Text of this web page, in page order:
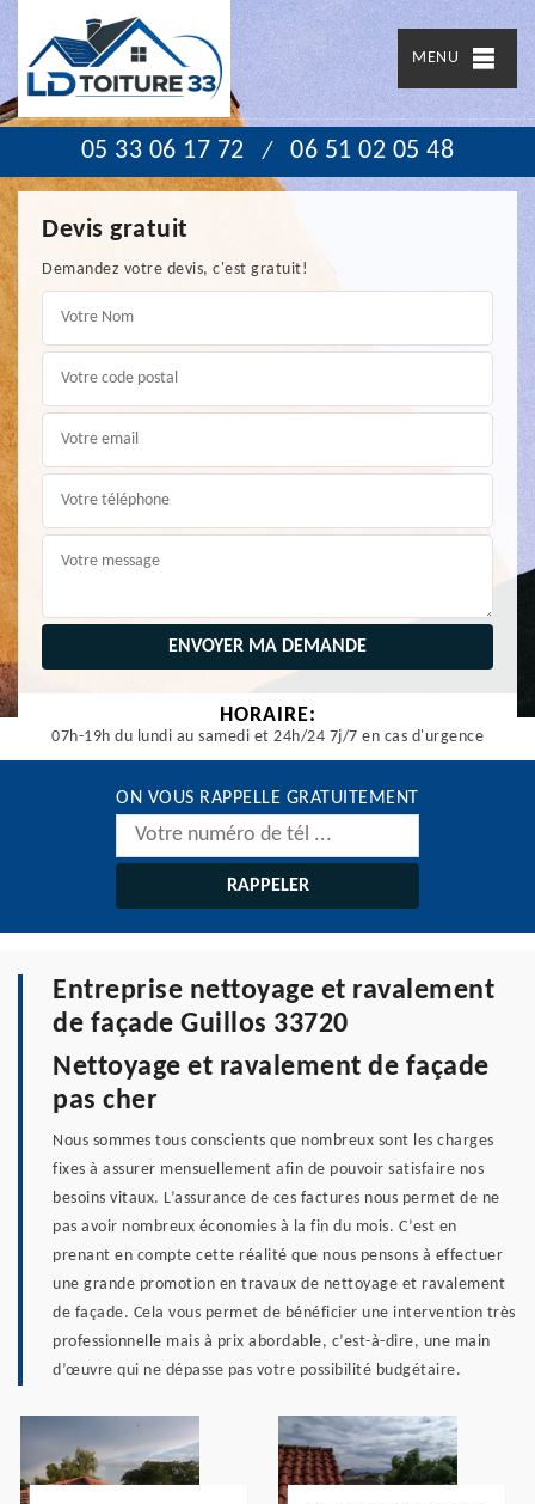
MENU
05 33 06 17 72 / 06 51 02 05 48
Devis gratuit
Demandez votre devis, c'est gratuit!
HORAIRE:
07h-19h du lundi au samedi et 24h/24 7j/7 en cas d'urgence
ON VOUS RAPPELLE GRATUITEMENT
Entreprise nettoyage et ravalement
de façade Guillos 33720
Nettoyage et ravalement de façade
pas cher
Nous sommes tous conscients que nombreux sont les charges
fixes à assurer mensuellement afin de pouvoir satisfaire nos
besoins vitaux. L’assurance de ces factures nous permet de ne
pas avoir nombreux économies à la fin du mois. C’est en
prenant en compte cette réalité que nous pensons à effectuer
une grande promotion en travaux de nettoyage et ravalement
de façade. Cela vous permet de bénéficier une intervention très
professionnelle mais à prix abordable, c’est-à-dire, une main
d’œuvre qui ne dépasse pas votre possibilité budgétaire.